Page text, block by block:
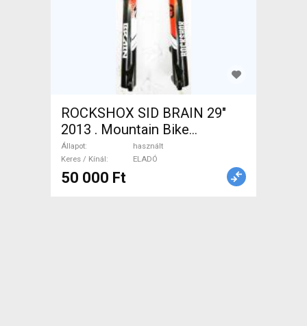
ROCKSHOX SID BRAIN 29"
2013 . Mountain Bike
Alkatrész, MTB Villa /
Rugóstag villa használt
ELADÓ
Állapot
használt
Keres / Kínál
ELADÓ
50 000 Ft